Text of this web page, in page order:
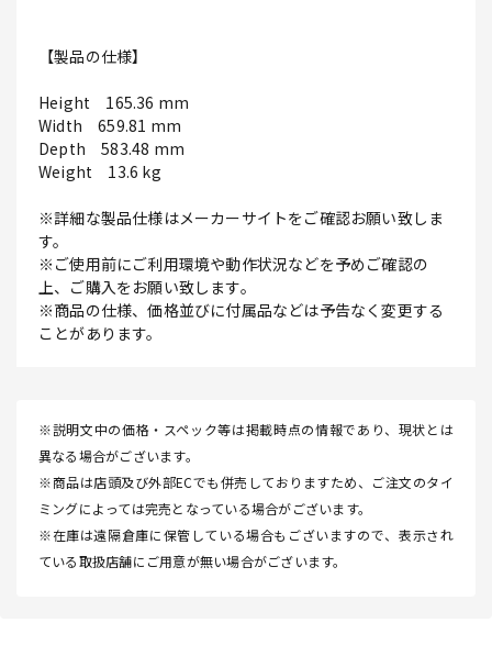
【製品の仕様】
Height 165.36 mm
Width 659.81 mm
Depth 583.48 mm
Weight 13.6 kg
※詳細な製品仕様はメーカーサイトをご確認お願い致しま
す。
※ご使用前にご利用環境や動作状況などを予めご確認の
上、ご購入をお願い致します。
※商品の仕様、価格並びに付属品などは予告なく変更する
ことがあります。
※説明文中の価格・スペック等は掲載時点の情報であり、現状とは
異なる場合がございます。
※商品は店頭及び外部ECでも併売しておりますため、ご注文のタイ
ミングによっては完売となっている場合がございます。
※在庫は遠隔倉庫に保管している場合もございますので、表示され
ている取扱店舗にご用意が無い場合がございます。